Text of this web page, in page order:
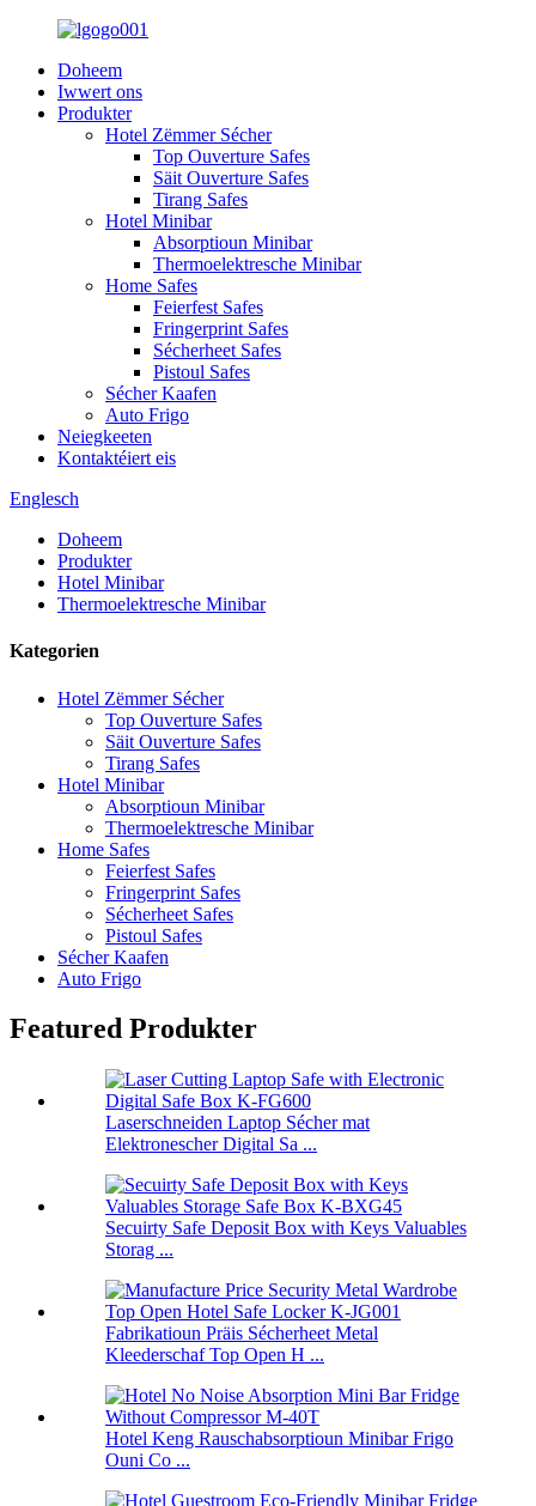
Doheem
Iwwert ons
Produkter
Hotel Zëmmer Sécher
Top Ouverture Safes
Säit Ouverture Safes
Tirang Safes
Hotel Minibar
Absorptioun Minibar
Thermoelektresche Minibar
Home Safes
Feierfest Safes
Fringerprint Safes
Sécherheet Safes
Pistoul Safes
Sécher Kaafen
Auto Frigo
Neiegkeeten
Kontaktéiert eis
Englesch
Doheem
Produkter
Hotel Minibar
Thermoelektresche Minibar
Kategorien
Hotel Zëmmer Sécher
Top Ouverture Safes
Säit Ouverture Safes
Tirang Safes
Hotel Minibar
Absorptioun Minibar
Thermoelektresche Minibar
Home Safes
Feierfest Safes
Fringerprint Safes
Sécherheet Safes
Pistoul Safes
Sécher Kaafen
Auto Frigo
Featured Produkter
Laserschneiden Laptop Sécher mat
Elektronescher Digital Sa ...
Secuirty Safe Deposit Box with Keys Valuables
Storag ...
Fabrikatioun Präis Sécherheet Metal
Kleederschaf Top Open H ...
Hotel Keng Rauschabsorptioun Minibar Frigo
Ouni Co ...